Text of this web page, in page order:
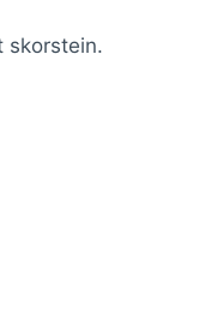
skorstein.